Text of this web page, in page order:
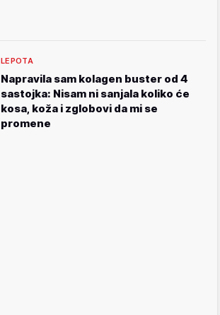
LEPOTA
Napravila sam kolagen buster od 4
sastojka: Nisam ni sanjala koliko će
kosa, koža i zglobovi da mi se
promene